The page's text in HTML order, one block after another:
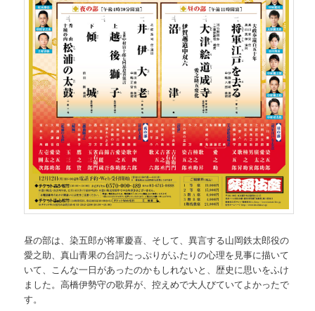
昼の部は、染五郎が将軍慶喜、そして、異言する山岡鉄太郎役の
愛之助、真山青果の台詞たっぷりがふたりの心理を見事に描いて
いて、こんな一日があったのかもしれないと、歴史に思いをふけ
ました。高橋伊勢守の歌昇が、控えめで大人びていてよかったで
す。